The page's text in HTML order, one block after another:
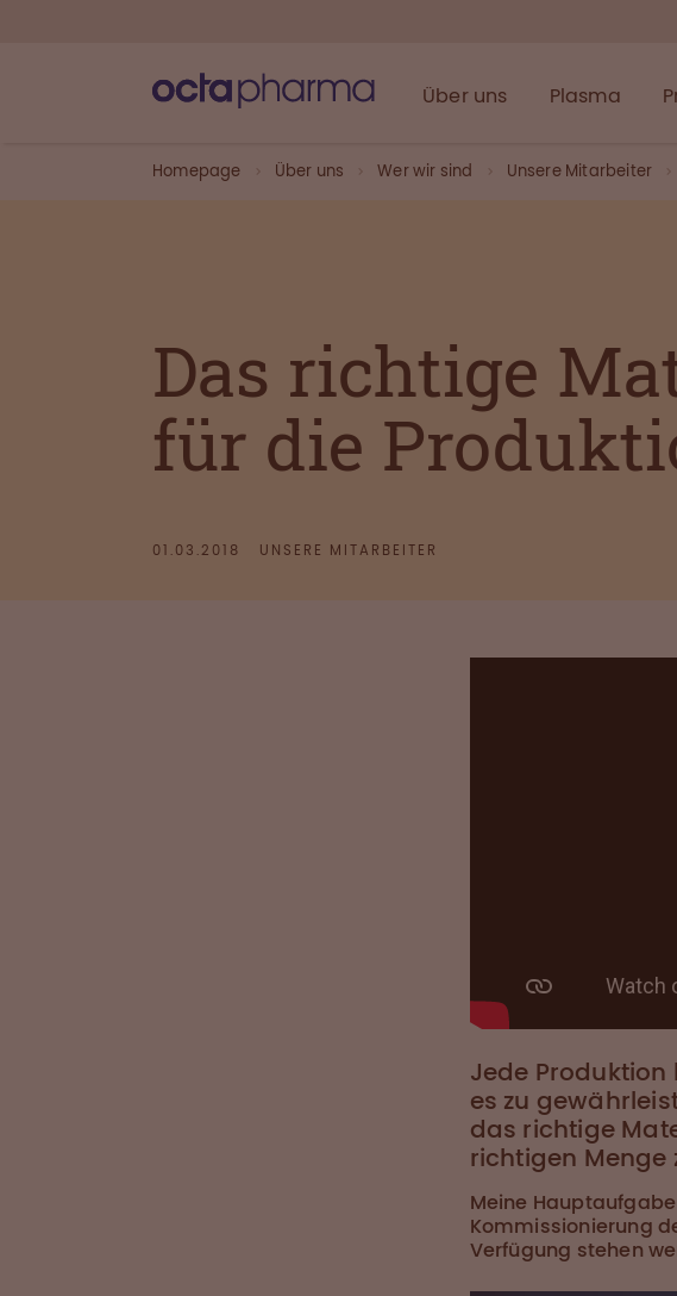
Über uns Plasma
Homepage Über uns Wer wir sind Unsere Mitarbeiter
Das richtige
für die
01.03.2018 UNSERE MITARBEITER
Jede
es zu
das richtige
richtigen Menge
Meine
Kommissionierung
Verfügung stehen